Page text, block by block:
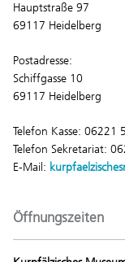
Hauptstraße 97
69117 Heidelberg
Postadresse:
Schiffgasse 10
69117 Heidelberg
Telefon Kasse: 06221
Telefon Sekretariat:
E-Mail:
Öffnungszeiten